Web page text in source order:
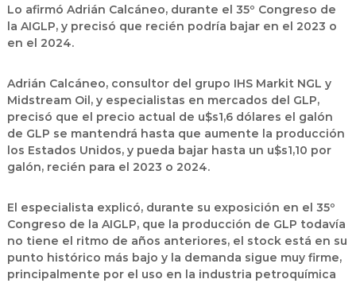
Lo afirmó Adrián Calcáneo, durante el 35º Congreso de
la AIGLP, y precisó que recién podría bajar en el 2023 o
en el 2024.
Adrián Calcáneo, consultor del grupo IHS Markit NGL y
Midstream Oil, y especialistas en mercados del GLP,
precisó que el precio actual de u$s1,6 dólares el galón
de GLP se mantendrá hasta que aumente la producción
los Estados Unidos, y pueda bajar hasta un u$s1,10 por
galón, recién para el 2023 o 2024.
El especialista explicó, durante su exposición en el 35º
Congreso de la AIGLP, que la producción de GLP todavía
no tiene el ritmo de años anteriores, el stock está en su
punto histórico más bajo y la demanda sigue muy firme,
principalmente por el uso en la industria petroquímica